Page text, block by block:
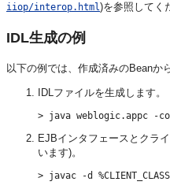
iiop/interop.html)を参照してく
IDL生成の例
以下の例では、作成済みのBeanか
IDLファイルを生成します。
EJBインタフェースとクラ
います)。